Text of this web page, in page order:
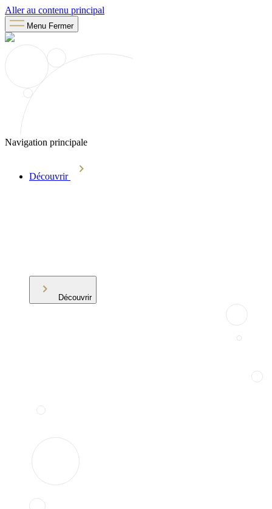
Aller au contenu principal
Menu Fermer
Navigation principale
Découvrir
Découvrir